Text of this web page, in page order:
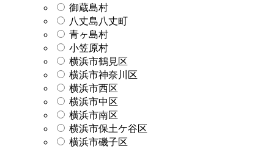
御蔵島村
八丈島八丈町
青ヶ島村
小笠原村
横浜市鶴見区
横浜市神奈川区
横浜市西区
横浜市中区
横浜市南区
横浜市保土ケ谷区
横浜市磯子区